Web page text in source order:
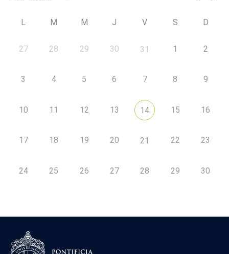
L M M J V S D
27 28 29 30 31 1 2
3 4 5 6 7 8 9
10 11 12 13 14 15 16
17 18 19 20 21 22 23
24 25 26 27 28 29 30